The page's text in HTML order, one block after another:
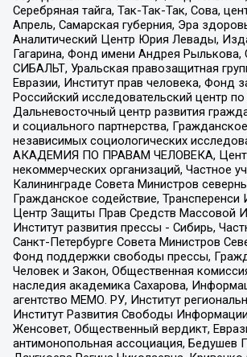
Серебряная тайга, Так-Так-Так, Сова,
Апрель, Самарская губерния, Эра
Аналитический Центр Юрия Левады,
Гагарина, Фонд имени Андрея Рылькова,
СИБАЛЬТ, Уральская правозащитная
Евразии, Институт прав человека, Фонд
Российский исследовательский центр
Дальневосточный центр развития
и социального партнерства,
независимых социологических
АКАДЕМИЯ ПО ПРАВАМ ЧЕЛОВЕКА,
некоммерческих организаций, Частное
Калининграде Совета Министров
Гражданское содействие, Трансперенси
Центр Защиты Прав Средств Массовой
Институт развития прессы - Сибирь,
Санкт-Петербурге Совета Министров
Фонд поддержки свободы прессы,
Человек и Закон, Общественная
наследия академика Сахарова,
агентство МЕМО. РУ, Институт
Институт Развития Свободы
Женсовет, Общественный вердикт,
антимонопольная ассоциация, Бедушев